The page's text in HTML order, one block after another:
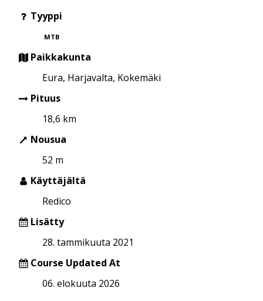
Tyyppi
MTB
Paikkakunta
Eura, Harjavalta, Kokemäki
Pituus
18,6 km
Nousua
52 m
Käyttäjältä
Redico
Lisätty
28. tammikuuta 2021
Course Updated At
06. elokuuta 2026